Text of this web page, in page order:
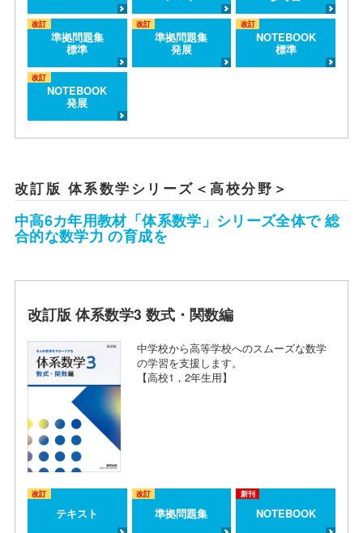
改訂
準拠問題集
標準
改訂
準拠問題集
発展
改訂
NOTEBOOK
標準
改訂
NOTEBOOK
発展
改訂版 体系数学シリーズ＜高校分野＞
中高6カ年用教材「体系数学」シリーズ全体で 総
合的な数学力 の育成を
改訂版 体系数学3 数式・関数編
中学校から高等学校へのスムーズな数学
の学習を支援します。
【高校1，2年生用】
改訂
テキスト
改訂
準拠問題集
新刊
NOTEBOOK